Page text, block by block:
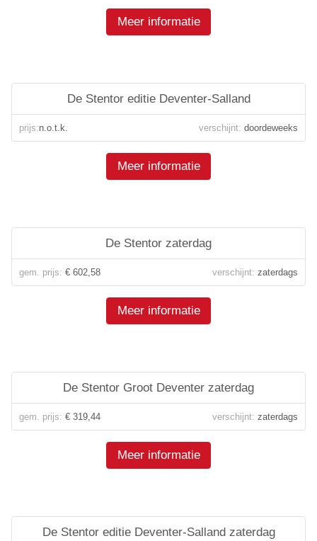
Meer informatie
De Stentor editie Deventer-Salland
prijs:n.o.t.k. verschijnt: doordeweeks
Meer informatie
De Stentor zaterdag
gem. prijs: € 602,58 verschijnt: zaterdags
Meer informatie
De Stentor Groot Deventer zaterdag
gem. prijs: € 319,44 verschijnt: zaterdags
Meer informatie
De Stentor editie Deventer-Salland zaterdag